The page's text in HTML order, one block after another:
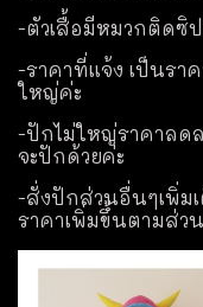
-ตัวเสื้อมีหมวกติดซิ
-ราคาที่แจ้ง เป็นรา
ใหญ่ค่ะ
-ปักไม่ใหญ่ราคาลด
จะปักด้วยค่ะ
-สั่งปักส่วนอื่นๆเพิ่ม
ราคาเพิ่มขึ้นตามส่ว